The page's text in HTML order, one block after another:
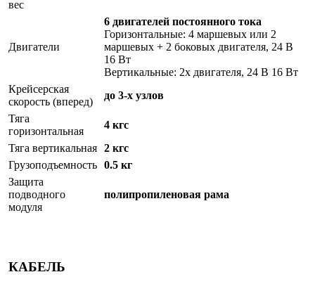
вес
Двигатели
6 двигателей постоянного тока
Горизонтальные: 4 маршевых или 2
маршевых + 2 боковых двигателя, 24 В
16 Вт
Вертикальные: 2x двигателя, 24 В 16 Вт
Крейсерская
скорость (вперед)
до 3-х узлов
Тяга
горизонтальная
4 кгс
Тяга вертикальная 2 кгс
Грузоподъемность 0.5 кг
Защита
подводного
модуля
полипропиленовая рама
КАБЕЛЬ